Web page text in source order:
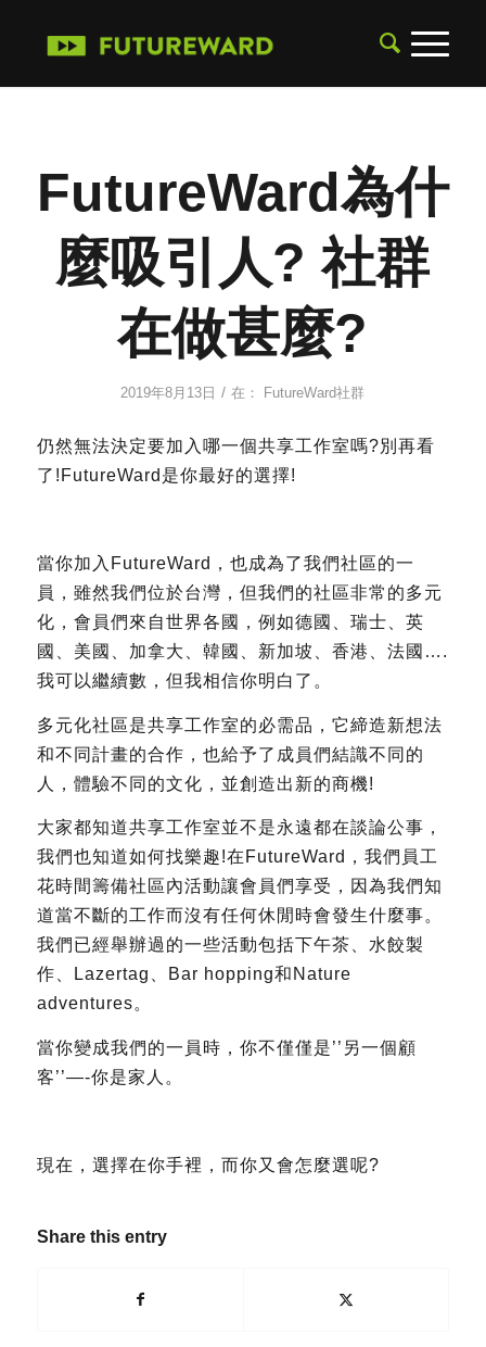
FutureWard為什
麼吸引人? 社群
在做甚麼?
2019年8月13日 / 在： FutureWard社群
仍然無法決定要加入哪一個共享工作室嗎?別再看
了!FutureWard是你最好的選擇!
當你加入FutureWard，也成為了我們社區的一
員，雖然我們位於台灣，但我們的社區非常的多元
化，會員們來自世界各國，例如德國、瑞士、英
國、美國、加拿大、韓國、新加坡、香港、法國….
我可以繼續數，但我相信你明白了。
多元化社區是共享工作室的必需品，它締造新想法
和不同計畫的合作，也給予了成員們結識不同的
人，體驗不同的文化，並創造出新的商機!
大家都知道共享工作室並不是永遠都在談論公事，
我們也知道如何找樂趣!在FutureWard，我們員工
花時間籌備社區內活動讓會員們享受，因為我們知
道當不斷的工作而沒有任何休閒時會發生什麼事。
我們已經舉辦過的一些活動包括下午茶、水餃製
作、Lazertag、Bar hopping和Nature
adventures。
當你變成我們的一員時，你不僅僅是’’另一個顧
客’’—-你是家人。
現在，選擇在你手裡，而你又會怎麼選呢?
Share this entry